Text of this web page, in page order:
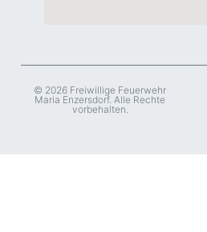
© 2026 Freiwillige Feuerwehr
Maria Enzersdorf. Alle Rechte
vorbehalten.